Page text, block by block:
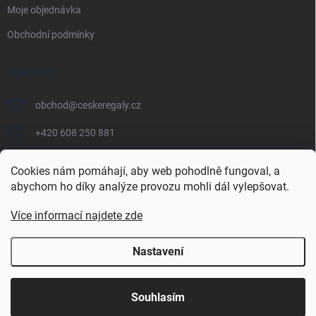
Cookies nám pomáhají, aby web pohodlně fungoval, a
abychom ho díky analýze provozu mohli dál vylepšovat.
Více informací najdete zde
Nastavení
Souhlasím
Moje objednávka
Obchodní podmínky
KONTAKT
obchod@ceskeregaly.cz
+420 608 250 881
českéregály.cz . Všechna práva vyhrazena.